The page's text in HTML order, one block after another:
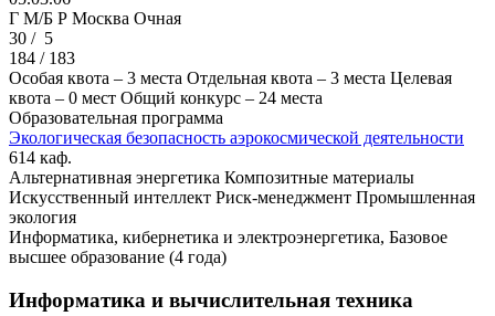
Г M/Б Р Москва Очная
30 / 5
184 / 183
Особая квота – 3 места Отдельная квота – 3 места Целевая
квота – 0 мест Общий конкурс – 24 места
Образовательная программа
Экологическая безопасность аэрокосмической деятельности
614 каф.
Альтернативная энергетика Композитные материалы
Искусственный интеллект Риск-менеджмент Промышленная
экология
Информатика, кибернетика и электроэнергетика, Базовое
высшее образование (4 года)
Информатика и вычислительная техника